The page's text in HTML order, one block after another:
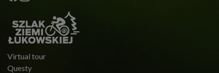
Virtual tour
Questy